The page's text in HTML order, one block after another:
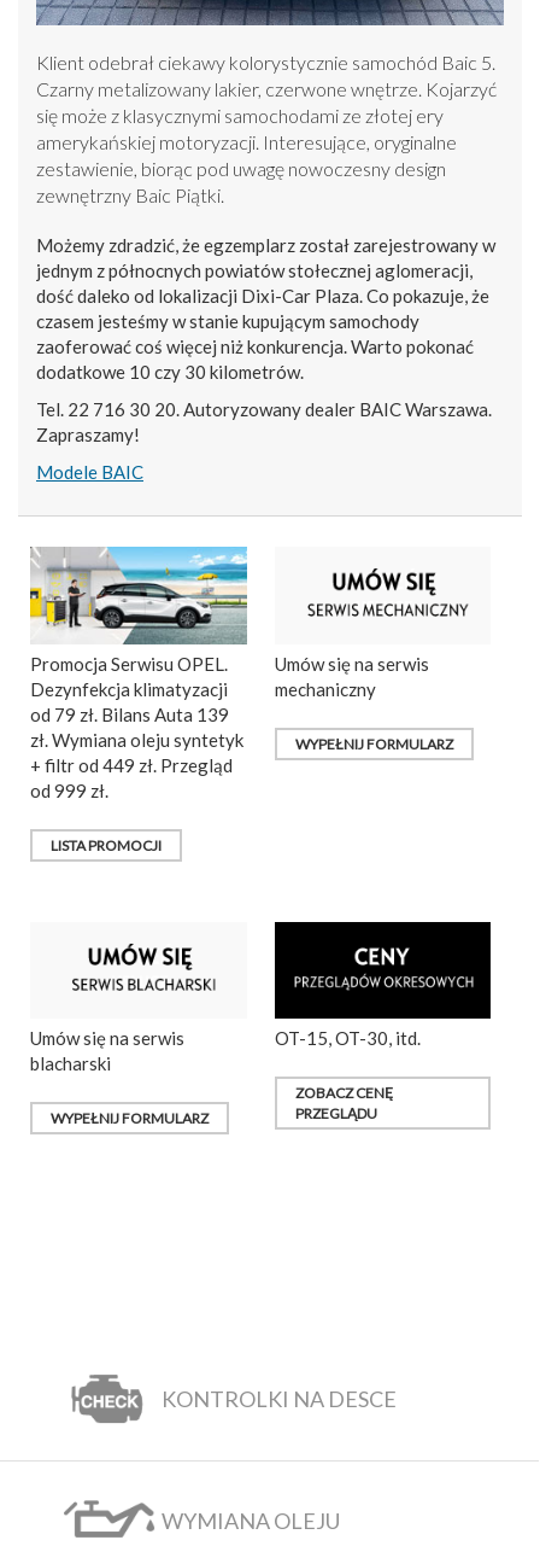
Klient odebrał ciekawy kolorystycznie samochód Baic 5.
Czarny metalizowany lakier, czerwone wnętrze. Kojarzyć
się może z klasycznymi samochodami ze złotej ery
amerykańskiej motoryzacji. Interesujące, oryginalne
zestawienie, biorąc pod uwagę nowoczesny design
zewnętrzny Baic Piątki.
Możemy zdradzić, że egzemplarz został zarejestrowany w
jednym z północnych powiatów stołecznej aglomeracji,
dość daleko od lokalizacji Dixi-Car Plaza. Co pokazuje, że
czasem jesteśmy w stanie kupującym samochody
zaoferować coś więcej niż konkurencja. Warto pokonać
dodatkowe 10 czy 30 kilometrów.
Tel. 22 716 30 20. Autoryzowany dealer BAIC Warszawa.
Zapraszamy!
Modele BAIC
Promocja Serwisu OPEL.
Dezynfekcja klimatyzacji
od 79 zł. Bilans Auta 139
zł. Wymiana oleju syntetyk
+ filtr od 449 zł. Przegląd
od 999 zł.
LISTA PROMOCJI
Umów się na serwis
mechaniczny
WYPEŁNIJ FORMULARZ
Umów się na serwis
blacharski
WYPEŁNIJ FORMULARZ
OT-15, OT-30, itd.
ZOBACZ CENĘ
PRZEGLĄDU
KONTROLKI NA DESCE
WYMIANA OLEJU